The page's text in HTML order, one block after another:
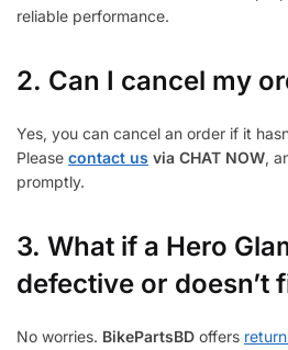
reliable performance.
2. Can I cancel my
Yes, you can cancel an order if it
Please contact us via CHAT NOW,
promptly.
3. What if a Hero
defective or doesn’t
No worries. BikePartsBD offers